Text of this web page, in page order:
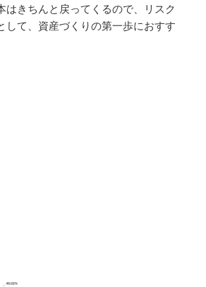
はきちんと戻ってくるので、リスク
して、資産づくりの第一歩におすす